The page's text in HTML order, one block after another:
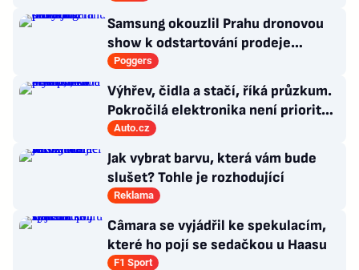
Samsung okouzlil Prahu dronovou
show k odstartování prodeje
nových produktů
Poggers
Výhřev, čidla a stačí, říká průzkum.
Pokročilá elektronika není prioritou
zákazníků
Auto.cz
Jak vybrat barvu, která vám bude
slušet? Tohle je rozhodující
Reklama
Câmara se vyjádřil ke spekulacím,
které ho pojí se sedačkou u Haasu
F1 Sport